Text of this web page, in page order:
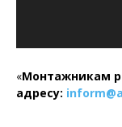
«Монтажникам
адресу: inform@